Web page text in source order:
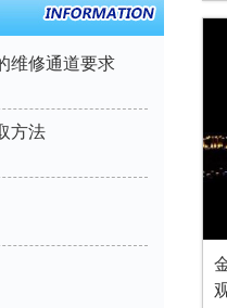
维修通道要求
方法